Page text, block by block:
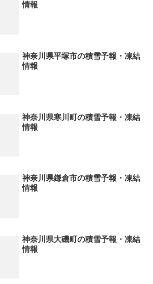
情報
神奈川県平塚市の積雪予報・凍結
情報
神奈川県寒川町の積雪予報・凍結
情報
神奈川県鎌倉市の積雪予報・凍結
情報
神奈川県大磯町の積雪予報・凍結
情報